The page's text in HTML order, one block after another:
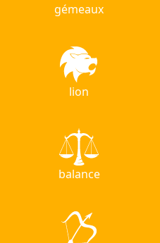
gémeaux
lion
balance